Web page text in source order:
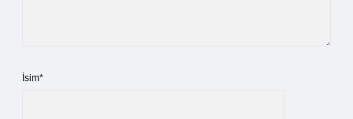
İsim*